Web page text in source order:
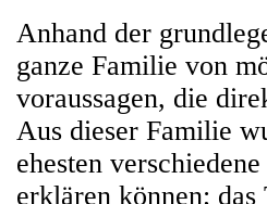
Anhand der
ganze Familie von
voraussagen, die
Aus dieser Familie
ehesten
erklären können;